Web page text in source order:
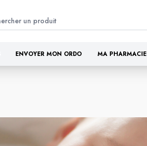
ENVOYER MON ORDO MA PHARMACIE